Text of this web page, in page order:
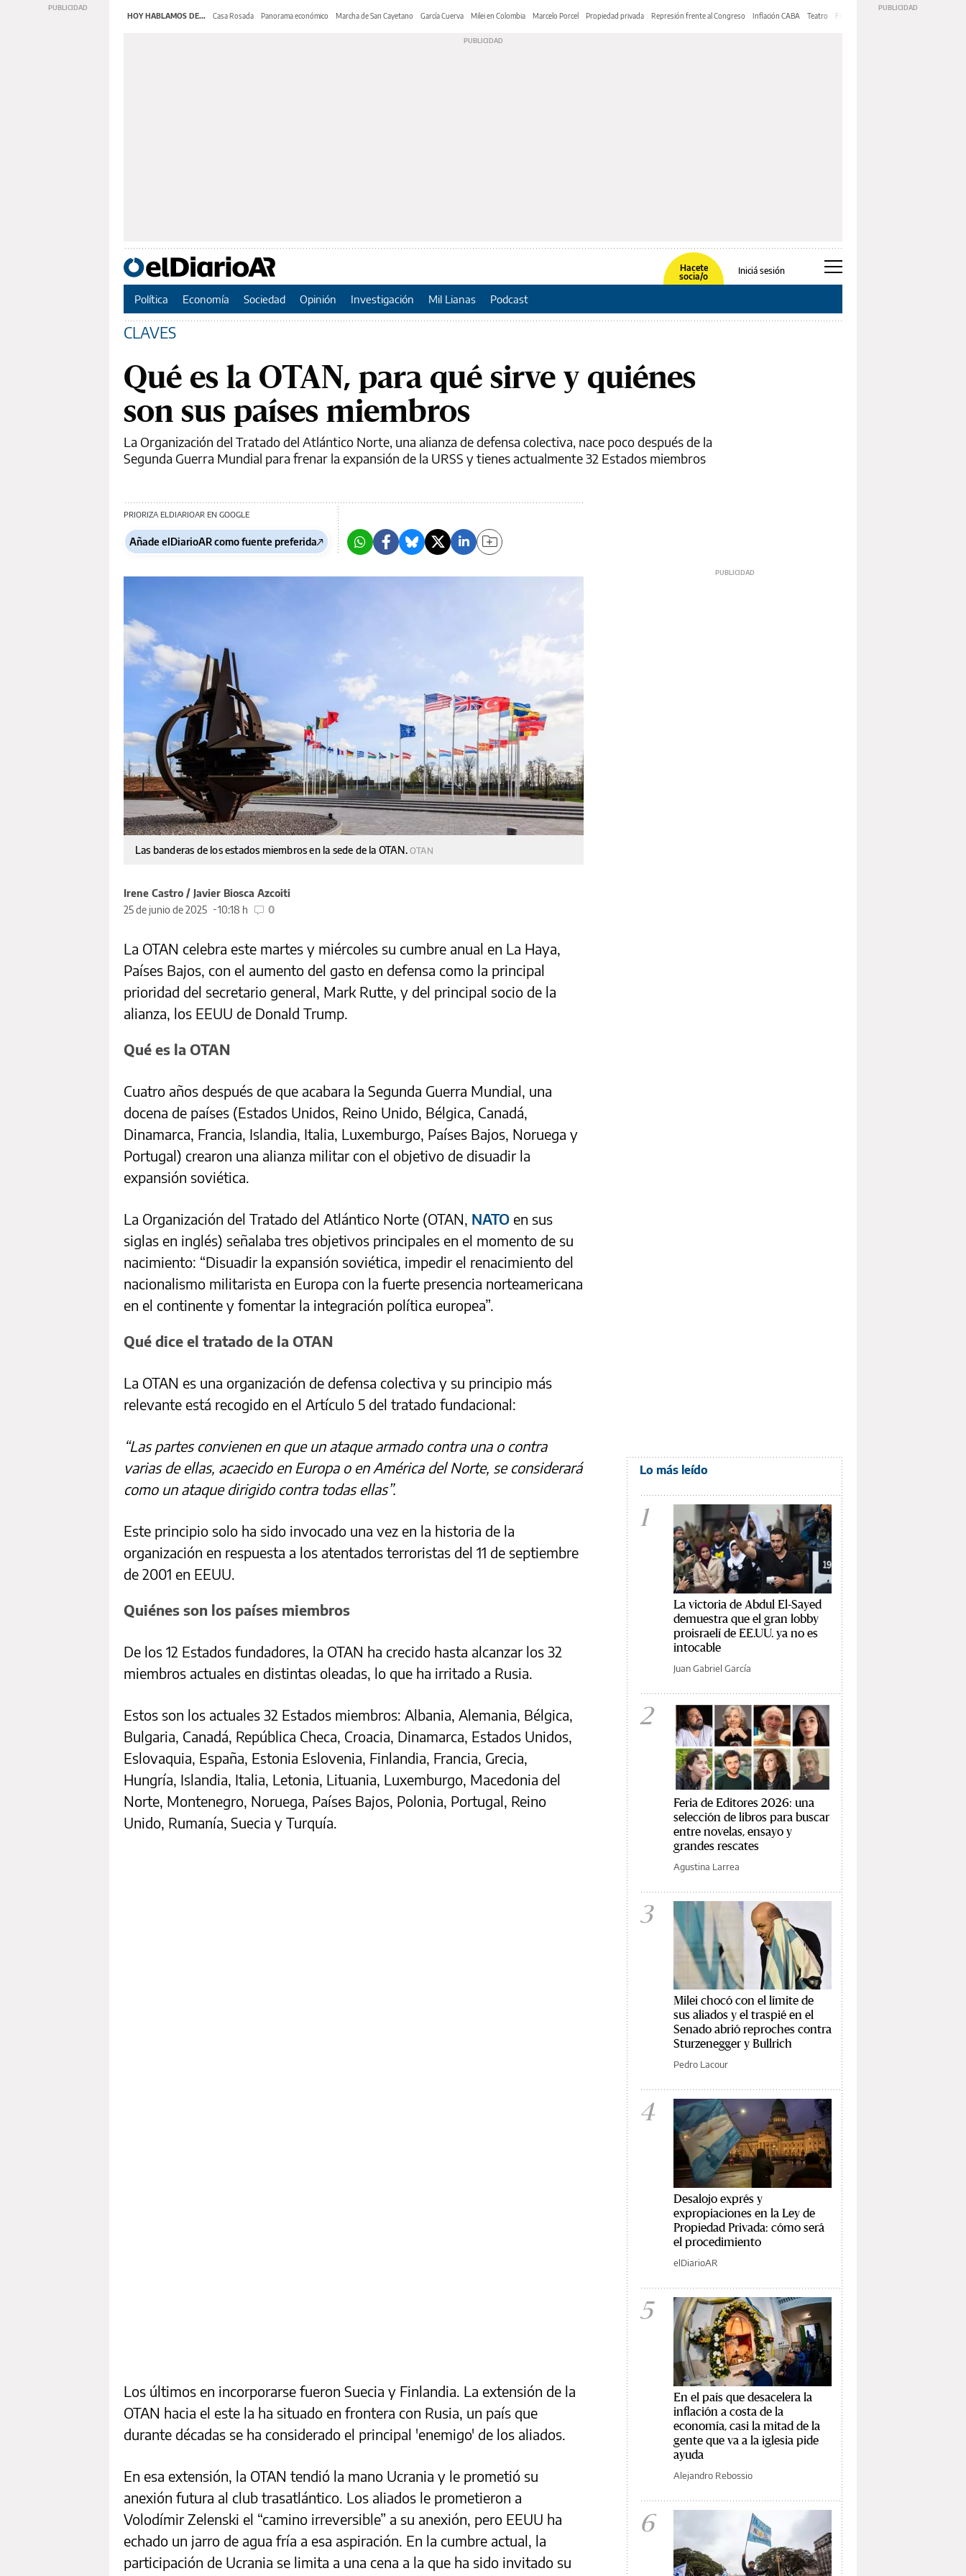
HOY HABLAMOS DE... Casa Rosada Panorama económico Marcha de San Cayetano García Cuerva Milei en Colombia Marcelo Porcel Propiedad privada Represión frente al Congreso Inflación CABA Teatro Feria de Editores
Hacete
socia/o
Iniciá sesión
Política Economía Sociedad Opinión Investigación Mil Lianas Podcast
CLAVES
Qué es la OTAN, para qué sirve y quiénes
son sus países miembros
La Organización del Tratado del Atlántico Norte, una alianza de defensa colectiva, nace poco después de la
Segunda Guerra Mundial para frenar la expansión de la URSS y tienes actualmente 32 Estados miembros
PRIORIZA ELDIARIOAR EN GOOGLE
Añade elDiarioAR como fuente preferida
Las banderas de los estados miembros en la sede de la OTAN. OTAN
Irene Castro / Javier Biosca Azcoiti
25 de junio de 2025
10:18 h 0
La OTAN celebra este martes y miércoles su cumbre anual en La Haya,
Países Bajos, con el aumento del gasto en defensa como la principal
prioridad del secretario general, Mark Rutte, y del principal socio de la
alianza, los EEUU de Donald Trump.
Qué es la OTAN
Cuatro años después de que acabara la Segunda Guerra Mundial, una
docena de países (Estados Unidos, Reino Unido, Bélgica, Canadá,
Dinamarca, Francia, Islandia, Italia, Luxemburgo, Países Bajos, Noruega y
Portugal) crearon una alianza militar con el objetivo de disuadir la
expansión soviética.
La Organización del Tratado del Atlántico Norte (OTAN, NATO en sus
siglas en inglés) señalaba tres objetivos principales en el momento de su
nacimiento: “Disuadir la expansión soviética, impedir el renacimiento del
nacionalismo militarista en Europa con la fuerte presencia norteamericana
en el continente y fomentar la integración política europea”.
Qué dice el tratado de la OTAN
La OTAN es una organización de defensa colectiva y su principio más
relevante está recogido en el Artículo 5 del tratado fundacional:
“Las partes convienen en que un ataque armado contra una o contra
varias de ellas, acaecido en Europa o en América del Norte, se considerará
como un ataque dirigido contra todas ellas”.
Este principio solo ha sido invocado una vez en la historia de la
organización en respuesta a los atentados terroristas del 11 de septiembre
de 2001 en EEUU.
Quiénes son los países miembros
De los 12 Estados fundadores, la OTAN ha crecido hasta alcanzar los 32
miembros actuales en distintas oleadas, lo que ha irritado a Rusia.
Estos son los actuales 32 Estados miembros: Albania, Alemania, Bélgica,
Bulgaria, Canadá, República Checa, Croacia, Dinamarca, Estados Unidos,
Eslovaquia, España, Estonia Eslovenia, Finlandia, Francia, Grecia,
Hungría, Islandia, Italia, Letonia, Lituania, Luxemburgo, Macedonia del
Norte, Montenegro, Noruega, Países Bajos, Polonia, Portugal, Reino
Unido, Rumanía, Suecia y Turquía.
Los últimos en incorporarse fueron Suecia y Finlandia. La extensión de la
OTAN hacia el este la ha situado en frontera con Rusia, un país que
durante décadas se ha considerado el principal 'enemigo' de los aliados.
En esa extensión, la OTAN tendió la mano Ucrania y le prometió su
anexión futura al club trasatlántico. Los aliados le prometieron a
Volodímir Zelenski el “camino irreversible” a su anexión, pero EEUU ha
echado un jarro de agua fría a esa aspiración. En la cumbre actual, la
participación de Ucrania se limita a una cena a la que ha sido invitado su
Lo más leído
1
La victoria de Abdul El-Sayed
demuestra que el gran lobby
proisraelí de EE.UU. ya no es
intocable
Juan Gabriel García
2
Feria de Editores 2026: una
selección de libros para buscar
entre novelas, ensayo y
grandes rescates
Agustina Larrea
3
Milei chocó con el límite de
sus aliados y el traspié en el
Senado abrió reproches contra
Sturzenegger y Bullrich
Pedro Lacour
4
Desalojo exprés y
expropiaciones en la Ley de
Propiedad Privada: cómo será
el procedimiento
elDiarioAR
5
En el país que desacelera la
inflación a costa de la
economía, casi la mitad de la
gente que va a la iglesia pide
ayuda
Alejandro Rebossio
6